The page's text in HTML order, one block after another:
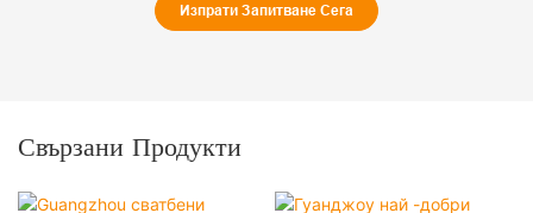
Изпрати Запитване Сега
Свързани Продукти